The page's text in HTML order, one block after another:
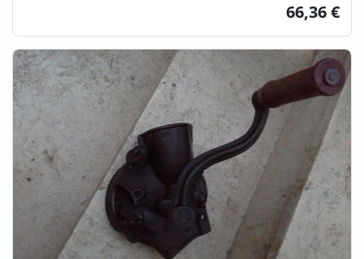
66,36 €